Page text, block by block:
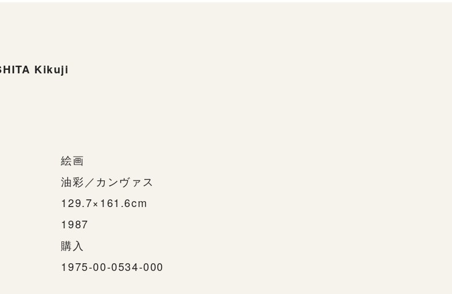
Kikuji
絵画
油彩／カンヴァス
129.7×161.6cm
1987
購入
1975-00-0534-000